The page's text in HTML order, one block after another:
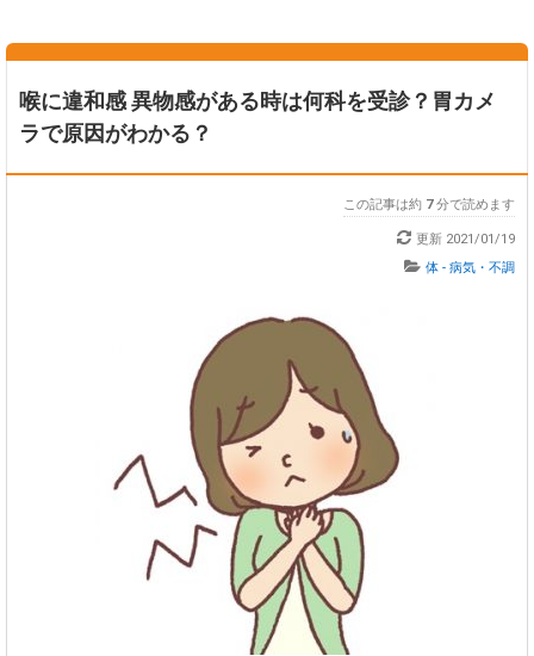
喉に違和感 異物感がある時は何科を受診？胃カメ
ラで原因がわかる？
この記事は約 7分で読めます
更新 2021/01/19
体 - 病気・不調